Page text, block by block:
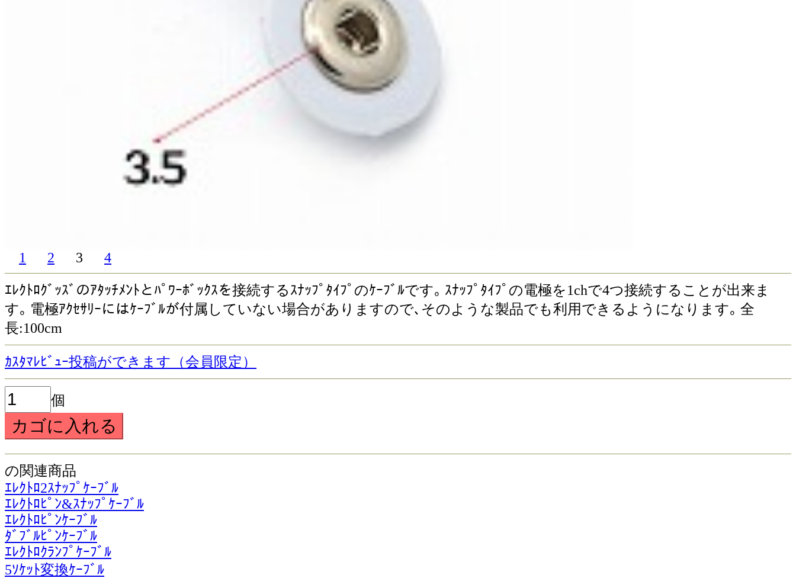
1 2 3 4
ｴﾚｸﾄﾛｸﾞｯｽﾞのｱﾀｯﾁﾒﾝﾄとﾊﾟﾜｰﾎﾞｯｸｽを接続するｽﾅｯﾌﾟﾀｲﾌﾟのｹｰﾌﾞﾙです｡ ｽﾅｯﾌﾟﾀｲﾌﾟの電極を1chで4つ接続することが出来ま
す｡ 電極ｱｸｾｻﾘｰにはｹｰﾌﾞﾙが付属していない場合がありますので､そのような製品でも利用できるようになります｡ 全
長:100cm
ｶｽﾀﾏﾚﾋﾞｭｰ投稿ができます（会員限定）
個
の関連商品
ｴﾚｸﾄﾛ2ｽﾅｯﾌﾟｹｰﾌﾞﾙ
ｴﾚｸﾄﾛﾋﾟﾝ&ｽﾅｯﾌﾟｹｰﾌﾞﾙ
ｴﾚｸﾄﾛﾋﾟﾝｹｰﾌﾞﾙ
ﾀﾞﾌﾞﾙﾋﾟﾝｹｰﾌﾞﾙ
ｴﾚｸﾄﾛｸﾗﾝﾌﾟｹｰﾌﾞﾙ
5ｿｹｯﾄ変換ｹｰﾌﾞﾙ